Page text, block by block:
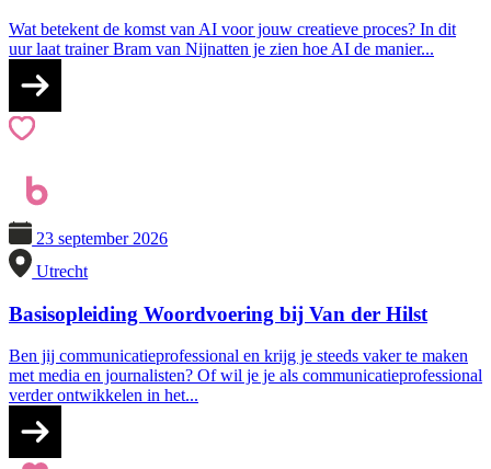
Wat betekent de komst van AI voor jouw creatieve proces? In dit
uur laat trainer Bram van Nijnatten je zien hoe AI de manier...
23 september 2026
Utrecht
Basisopleiding Woordvoering bij Van der Hilst
Ben jij communicatieprofessional en krijg je steeds vaker te maken
met media en journalisten? Of wil je je als communicatieprofessional
verder ontwikkelen in het...